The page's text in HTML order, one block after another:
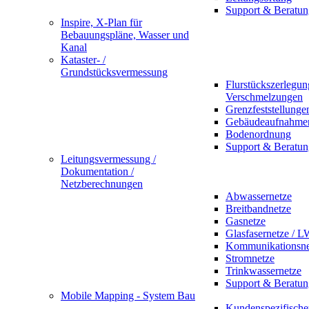
Support &
Inspire, X-Plan für
Bebauungspläne, Wasser und
Kanal
Kataster- /
Grundstücksvermessung
Verschmelzungen
Bodenordnung
Support &
Leitungsvermessung /
Dokumentation /
Netzberechnungen
Abwassernetze
Breitbandnetze
Gasnetze
Glasfasernetze /
Stromnetze
Trinkwassernetze
Support &
Mobile Mapping - System Bau